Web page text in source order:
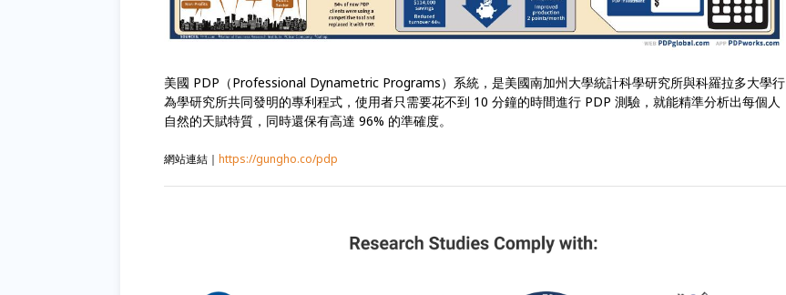
美國 PDP（Professional Dynametric Programs）系統，是美國南加州大學統計科學研究所與科羅拉多大學行
為學研究所共同發明的專利程式，使用者只需要花不到 10 分鐘的時間進行 PDP 測驗，就能精準分析出每個人
自然的天賦特質，同時還保有高達 96% 的準確度。
網站連結 ｜ https://gungho.co/pdp